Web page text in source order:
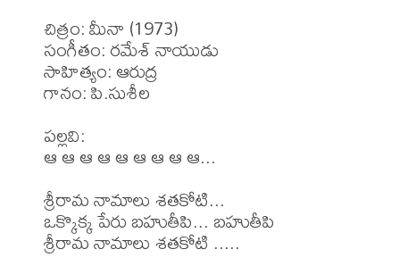
చిత్రం: మీనా (1973)
సంగీతం: రమేశ్ నాయుడు
సాహిత్యం: ఆరుద్ర
గానం: పి.సుశీల
పల్లవి:
ఆ ఆ ఆ ఆ ఆ ఆ ఆ ఆ ఆ...
శ్రీరామ నామాలు శతకోటి...
ఒక్కొక్క పేరు బహుతీపి... బహుతీపి
శ్రీరామ నామాలు శతకోటి .....